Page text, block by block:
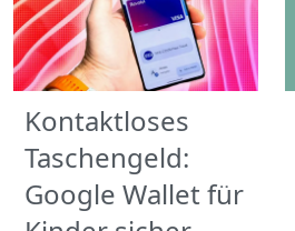
Kontaktloses
Taschengeld:
Google Wallet für